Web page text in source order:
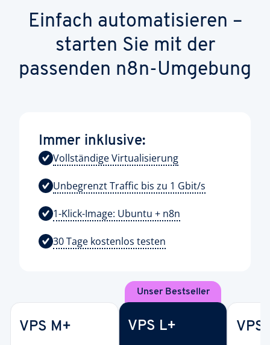
Einfach automatisieren –
starten Sie mit der
passenden n8n-Umgebung
Immer inklusive:
Vollständige Virtualisierung
Unbegrenzt Traffic bis zu 1 Gbit/s
1-Klick-Image: Ubuntu + n8n
30 Tage kostenlos testen
VPS M+
Unser Bestseller
VPS L+ VPS